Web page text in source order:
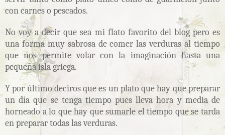
con carnes o pescados.
No voy a decir que sea mi flato favorito del blog pero es
una forma muy sabrosa de comer las verduras al tiempo
que nos permite volar con la imaginación hasta una
pequeña isla griega.
Y por último deciros que es un plato que hay que preparar
un día que se tenga tiempo pues lleva hora y media de
horneado a lo que hay que sumarle el tiempo que se tarda
en preparar todas las verduras.